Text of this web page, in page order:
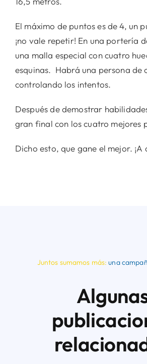
El máximo de puntos es de 4, un
¡no vale repetir! En una portería
una malla especial con cuatro
esquinas. Habrá una persona de
controlando los intentos.
Después de demostrar
gran final con los cuatro mejores
Dicho esto, que gane el mejor. ¡A
Juntos sumamos más:una